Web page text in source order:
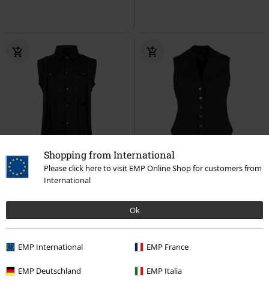
Shopping from International
Please click here to visit EMP Online Shop for customers from
International
Ok
EMP International EMP France
EMP Deutschland EMP Italia
-23%
Schnürung
UVP ab
64,99 €
49,99 €
Nolen Vest Mens Black
Vixxsin
-40%
Exklusiv
UVP49,99 €
Dark Romance
Gothicana by